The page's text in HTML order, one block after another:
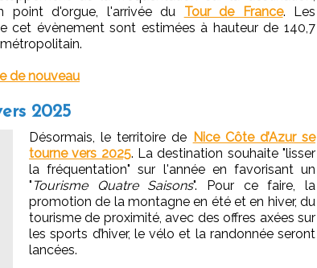
point d'orgue, l'arrivée du Tour de France. Les
cet évènement sont estimées à hauteur de 140,7
de nouveau
2025
Désormais, le territoire de Nice Côte d’Azur se
tourne vers 2025. La destination souhaite "lisser
la fréquentation" sur l'année en favorisant un
" Tourisme Quatre Saisons". Pour ce faire, la
promotion de la montagne en été et en hiver, du
tourisme de proximité, avec des offres axées sur
les sports d’hiver, le vélo et la randonnée seront
lancées.